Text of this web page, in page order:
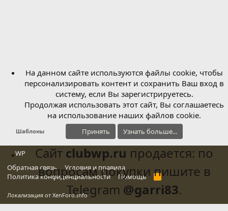
Шаблоны
WP
Обратная связь
Условия и правила
Политика конфиденциальности
Помощь
R
S
Локализация от XenForo.Info
На данном сайте используются файлы cookie, чтобы
персонализировать контент и сохранить Ваш вход в
систему, если Вы зарегистрируетесь.
Продолжая использовать этот сайт, Вы соглашаетесь
на использование наших файлов cookie.
Принять Узнать больше...
Сайт clubwp.ru продается: по
вопросам покупки пишите в
Telegram @garri83.